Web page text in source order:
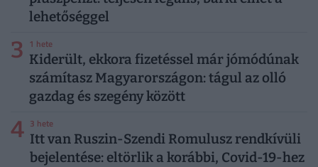
lehetőséggel
3 1 hete
Kiderült, ekkora fizetéssel már jómódúnak
számítasz Magyarországon: tágul az olló
gazdag és szegény között
4 3 hete
Itt van Ruszin-Szendi Romulusz rendkívüli
bejelentése: eltörlik a korábbi, Covid-19-hez